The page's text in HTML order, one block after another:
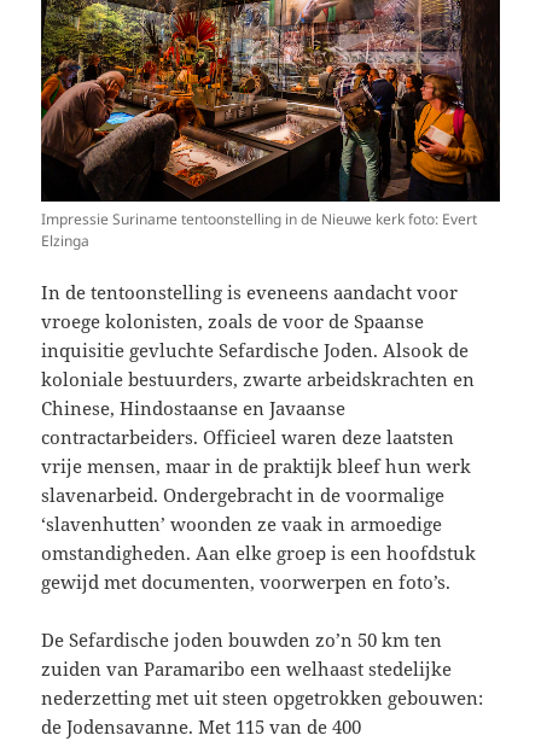
Impressie Suriname tentoonstelling in de Nieuwe kerk foto: Evert
Elzinga
In de tentoonstelling is eveneens aandacht voor
vroege kolonisten, zoals de voor de Spaanse
inquisitie gevluchte Sefardische Joden. Alsook de
koloniale bestuurders, zwarte arbeidskrachten en
Chinese, Hindostaanse en Javaanse
contractarbeiders. Officieel waren deze laatsten
vrije mensen, maar in de praktijk bleef hun werk
slavenarbeid. Ondergebracht in de voormalige
‘slavenhutten’ woonden ze vaak in armoedige
omstandigheden. Aan elke groep is een hoofdstuk
gewijd met documenten, voorwerpen en foto’s.
De Sefardische joden bouwden zo’n 50 km ten
zuiden van Paramaribo een welhaast stedelijke
nederzetting met uit steen opgetrokken gebouwen:
de Jodensavanne. Met 115 van de 400